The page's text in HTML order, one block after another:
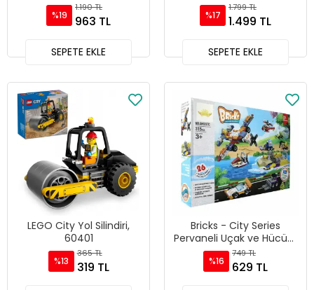
%19
1.190 TL
963 TL
SEPETE EKLE
%17
1.799 TL
1.499 TL
SEPETE EKLE
LEGO City Yol Silindiri,
60401
%13
365 TL
319 TL
Bricks - City Series
Pervaneli Uçak ve Hücüm
Bot 207C
%16
749 TL
629 TL